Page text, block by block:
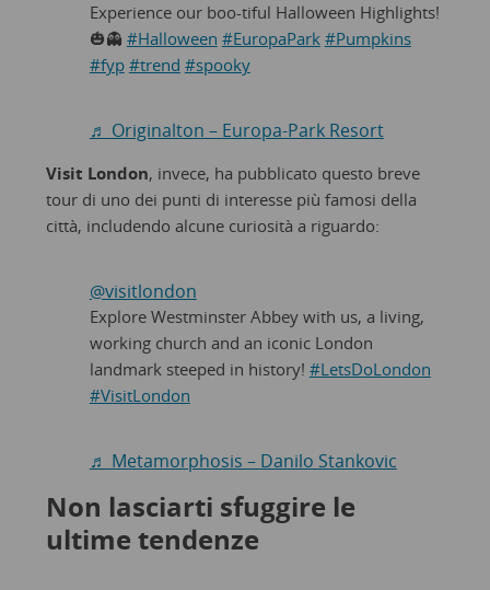
Experience our boo-tiful Halloween Highlights!
🎃👻 #Halloween #EuropaPark #Pumpkins
#fyp #trend #spooky
♬ Originalton – Europa-Park Resort
Visit London, invece, ha pubblicato questo breve
tour di uno dei punti di interesse più famosi della
città, includendo alcune curiosità a riguardo:
@visitlondon
Explore Westminster Abbey with us, a living,
working church and an iconic London
landmark steeped in history! #LetsDoLondon
#VisitLondon
♬ Metamorphosis – Danilo Stankovic
Non lasciarti sfuggire le
ultime tendenze